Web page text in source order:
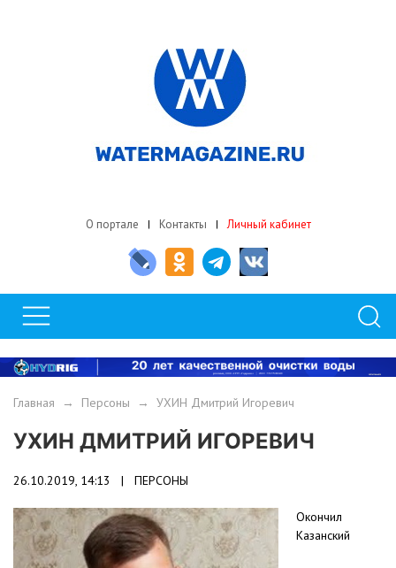
О портале Контакты Личный кабинет
Главная → Персоны → УХИН Дмитрий Игоревич
УХИН ДМИТРИЙ ИГОРЕВИЧ
26.10.2019, 14:13 | ПЕРСОНЫ
Окончил
Казанский